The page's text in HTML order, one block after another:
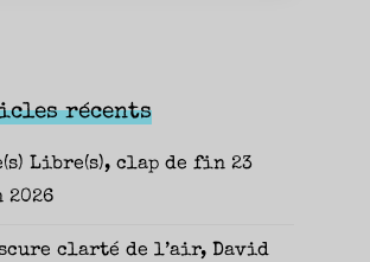
récents
Libre(s), clap de fin 23
clarté de l’air, David